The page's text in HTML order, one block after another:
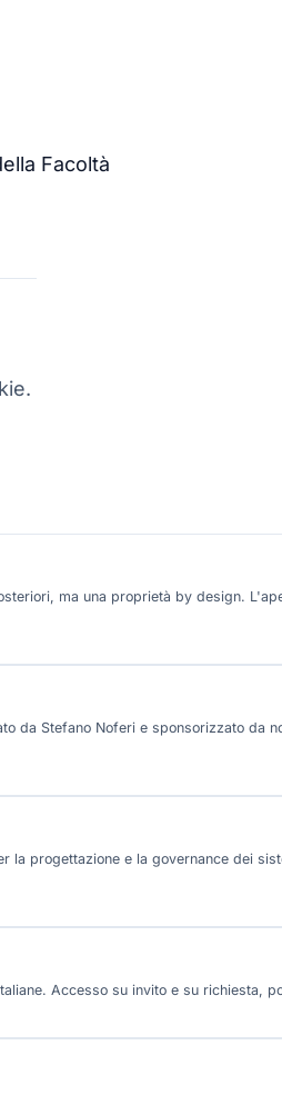
ma una proprietà by design.
Stefano Noferi e sponsorizzato da
progettazione e la governance dei
Accesso su invito e su richiesta,
Facoltà